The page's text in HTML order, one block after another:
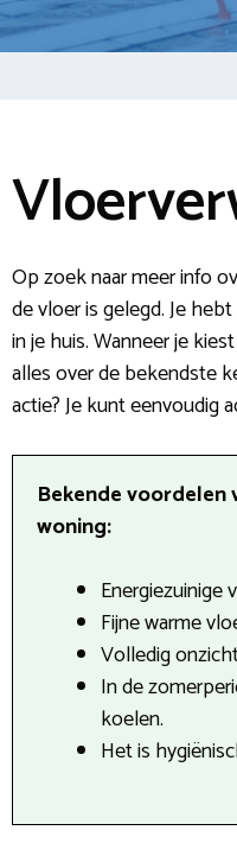
Op zoek naar meer info
de vloer is gelegd. Je
in je huis. Wanneer je
alles over de bekendste
actie? Je kunt eenvoudig
Bekende voordelen
woning:
Energiezuinige
Fijne warme
Volledig
In de
koelen.
Het is